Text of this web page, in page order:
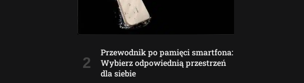
Przewodnik po pamięci smartfona:
Wybierz odpowiednią przestrzeń
dla siebie